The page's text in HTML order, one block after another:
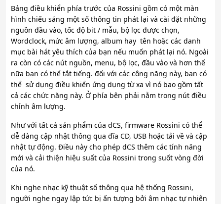
Bảng điều khiển phía trước của Rossini gồm có một màn
hình chiếu sáng một số thông tin phát lại và cài đặt những
nguồn đầu vào, tốc độ bit / mẫu, bộ lọc được chọn,
Wordclock, mức âm lượng, album hay tên hoặc các danh
mục bài hát yêu thích của bạn nếu muốn phát lại nó. Ngoài
ra còn có các nút nguồn, menu, bộ lọc, đầu vào và hơn thế
nữa bạn có thể tắt tiếng. đối với các công năng này, bạn có
thể sử dụng điều khiển ứng dụng từ xa vì nó bao gồm tất
cả các chức năng này. Ở phía bên phải nằm trong nút điều
chỉnh âm lượng.
Như với tất cả sản phẩm của dCS, firmware Rossini có thể
dễ dàng cập nhật thông qua đĩa CD, USB hoặc tải về và cập
nhật tự động. Điều này cho phép dCS thêm các tính năng
mới và cải thiện hiệu suất của Rossini trong suốt vòng đời
của nó.
Khi nghe nhạc kỹ thuật số thông qua hệ thống Rossini,
người nghe ngay lập tức bị ấn tượng bởi âm nhạc tự nhiên